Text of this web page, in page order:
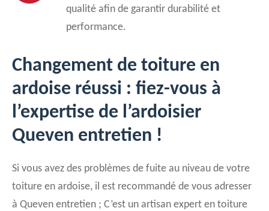
qualité afin de garantir durabilité et
performance.
Changement de toiture en
ardoise réussi : fiez-vous à
l’expertise de l’ardoisier
Queven entretien !
Si vous avez des problèmes de fuite au niveau de votre
toiture en ardoise, il est recommandé de vous adresser
à Queven entretien ; C’est un artisan expert en toiture